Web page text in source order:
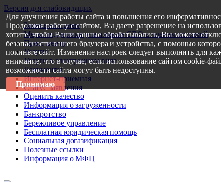
Версия для слабовидящих
Запись на прием
Меры поддержки участникам СВО и членам их семей
Пресс-центр
Услуги
Услуги в электронном виде
Документы
Интернет-приемная
Статус заявления
Оценить качество
Информация о загруженности
Банкротство
Бережливое управление
Бесплатная юридическая помощь
Социальная догазификация
Полезные ссылки
Информация о МФЦ
Для улучшения работы сайта и повышения его
Продолжая работу с сайтом, Вы даете разрешение на
хотите, чтобы Ваши данные обрабатывались, Вы можете
безопасности вашего браузера и устройства, с помощью
покиньте сайт. Изменение настроек следует выполнить для
внимание, что в случае, если использование сайтом cookie-
возможности сайта могут быть недоступны.
Принимаю